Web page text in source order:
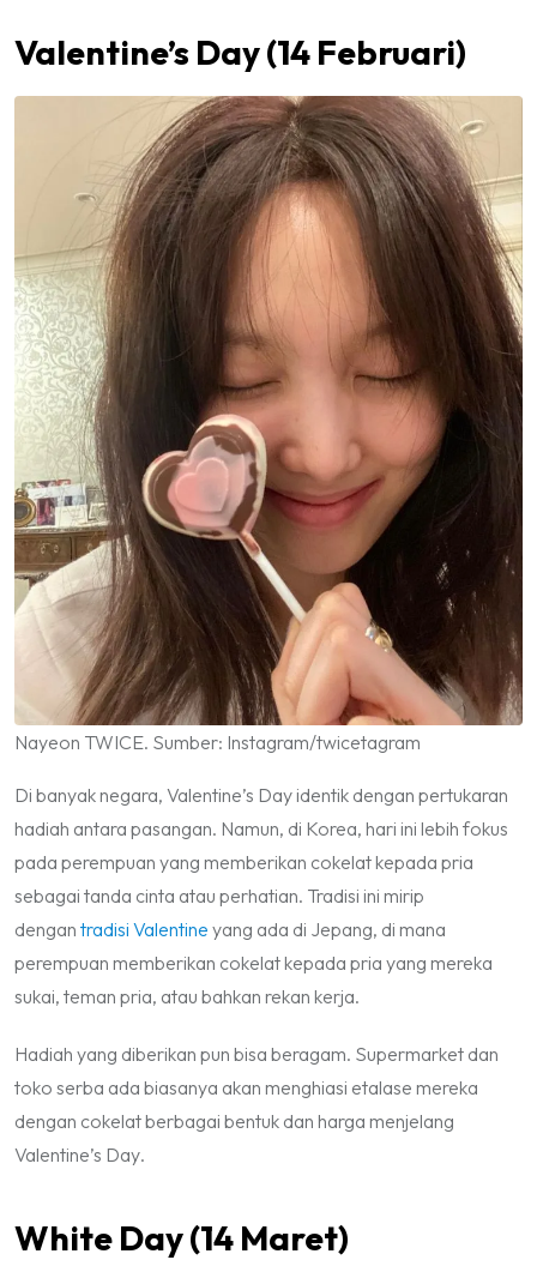
Valentine’s Day(14 Februari)
Nayeon TWICE. Sumber: Instagram/twicetagram
Di banyak negara, Valentine’s Dayidentik dengan pertukaran
hadiah antara pasangan. Namun, di Korea, hari ini lebih fokus
pada perempuan yang memberikan cokelat kepada pria
sebagai tanda cinta atau perhatian. Tradisi ini mirip
dengan tradisi Valentine yang ada di Jepang, di mana
perempuan memberikan cokelat kepada pria yang mereka
sukai, teman pria, atau bahkan rekan kerja.
Hadiah yang diberikan pun bisa beragam. Supermarket dan
toko serba ada biasanya akan menghiasi etalase mereka
dengan cokelat berbagai bentuk dan harga menjelang
Valentine’s Day.
White Day(14 Maret)